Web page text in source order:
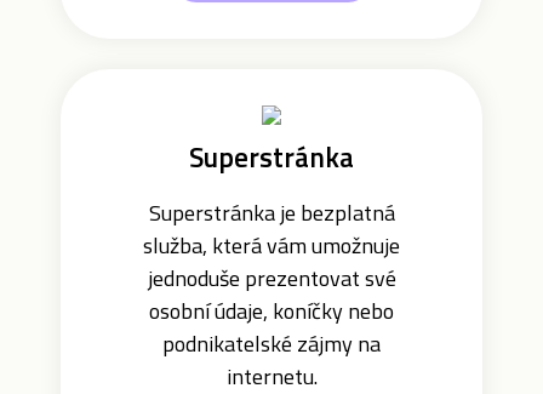
Superstránka
Superstránka je bezplatná
služba, která vám umožnuje
jednoduše prezentovat své
osobní údaje, koníčky nebo
podnikatelské zájmy na
internetu.